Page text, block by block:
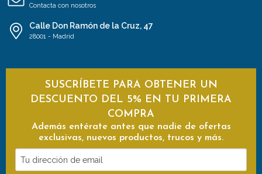
Contacta con nosotros
Calle Don Ramón de la Cruz, 47
28001 - Madrid
SUSCRÍBETE PARA OBTENER UN
DESCUENTO DEL 5% EN TU PRIMERA
COMPRA
Además entérate antes que nadie de ofertas
exclusivas, nuevos productos, trucos y más.
Tu
dirección